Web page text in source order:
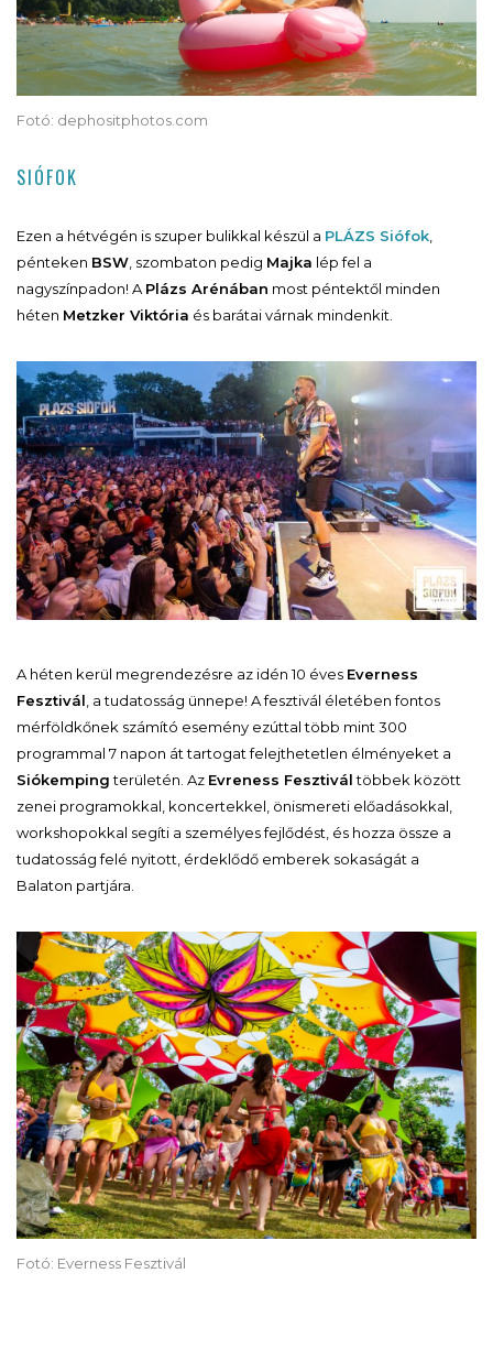
Fotó: dephositphotos.com
SIÓFOK
Ezen a hétvégén is szuper bulikkal készül a PLÁZS Siófok
pénteken BSW , szombaton pedig Majka lép fel a
nagyszínpadon! A Plázs Arénában most péntektől minden
héten Metzker Viktória és barátai várnak mindenkit.
A héten kerül megrendezésre az idén 10 éves Everness
Fesztivál , a tudatosság ünnepe! A fesztivál életében fontos
mérföldkőnek számító esemény ezúttal több mint 300
programmal 7 napon át tartogat felejthetetlen élményeket a
Siókempingterületén. Az Evreness Fesztiváltöbbek között
zenei programokkal, koncertekkel, önismereti előadásokkal,
workshopokkal segíti a személyes fejlődést, és hozza össze a
tudatosság felé nyitott, érdeklődő emberek sokaságát a
Balaton partjára.
Fotó: Everness Fesztivál